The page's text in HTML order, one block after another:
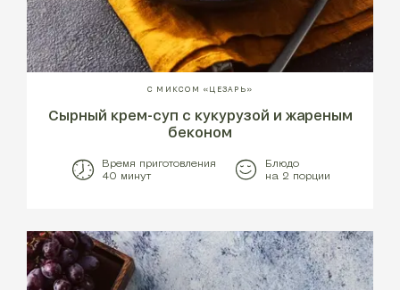
С МИКСОМ «ЦЕЗАРЬ»
Сырный крем-суп с кукурузой и жареным
беконом
Время приготовления
40 минут
Блюдо
на 2 порции